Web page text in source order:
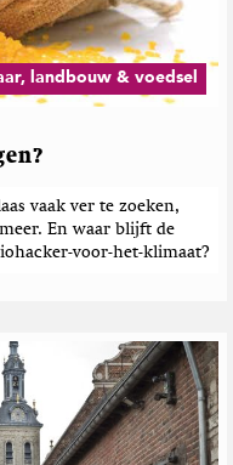
landbouw & voedsel
vaak ver te zoeken,
En waar blijft de
voor-het-klimaat?